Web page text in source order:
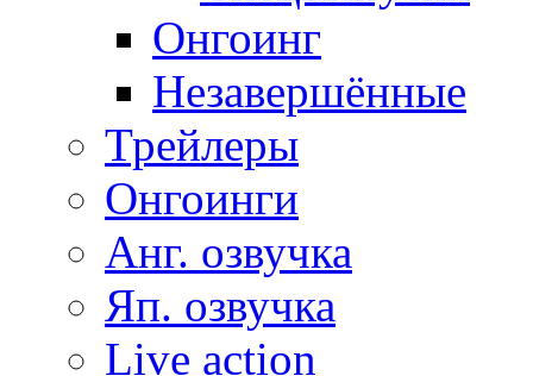
Онгоинг
Незавершённые
Трейлеры
Онгоинги
Анг. озвучка
Яп. озвучка
Live action